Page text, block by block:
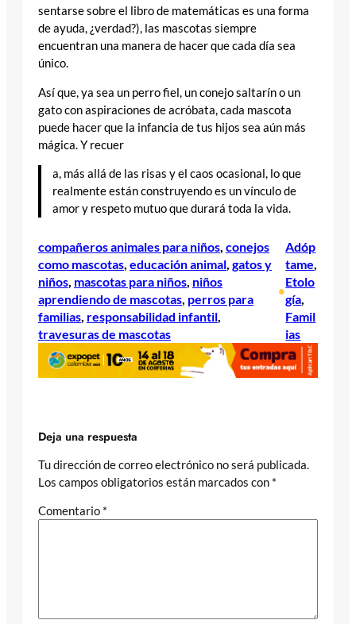
sentarse sobre el libro de matemáticas es una forma
de ayuda, ¿verdad?), las mascotas siempre
encuentran una manera de hacer que cada día sea
único.
Así que, ya sea un perro fiel, un conejo saltarín o un
gato con aspiraciones de acróbata, cada mascota
puede hacer que la infancia de tus hijos sea aún más
mágica. Y recuer
a, más allá de las risas y el caos ocasional, lo que
realmente están construyendo es un vínculo de
amor y respeto mutuo que durará toda la vida.
compañeros animales para niños, conejos
como mascotas, educación animal, gatos y
niños, mascotas para niños, niños
aprendiendo de mascotas, perros para
familias, responsabilidad infantil
travesuras de mascotas
•
Adóp
tame
Etolo
gía
Famil
ias
Deja una respuesta
Tu dirección de correo electrónico no será publicada.
Los campos obligatorios están marcados con *
Comentario *